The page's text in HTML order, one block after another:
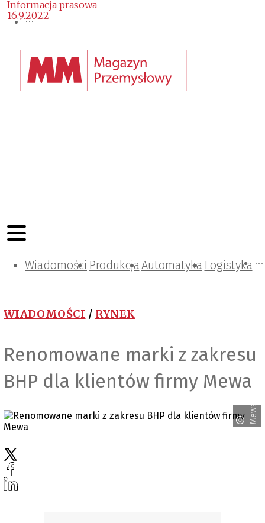
Wiadomości ProdukcjaAutomatyka Logistyka
Projektowanie i konstrukcje
Zarządzanie i IT
Tematy specjalne
WIADOMOŚCI / RYNEK
Renomowane marki z zakresu
BHP dla klientów firmy Mewa
Mewa
Informacja prasowa
16.9.2022